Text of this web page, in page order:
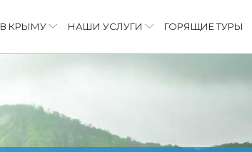
КРЫМУ НАШИ УСЛУГИ ГОРЯЩИЕ ТУРЫ